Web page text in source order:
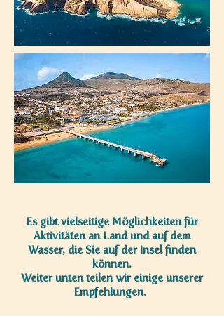
Es gibt vielseitige Möglichkeiten für
Aktivitäten an Land und auf dem
Wasser, die Sie auf der Insel finden
können.
Weiter unten teilen wir einige unserer
Empfehlungen.